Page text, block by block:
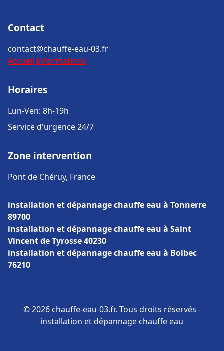
Contact
contact@chauffe-eau-03.fr
Accueil Informations
Horaires
Lun-Ven: 8h-19h
Service d'urgence 24/7
Zone intervention
Pont de Chéruy, France
installation et dépannage chauffe eau à Tonnerre
89700
installation et dépannage chauffe eau à Saint
Vincent de Tyrosse 40230
installation et dépannage chauffe eau à Bolbec
76210
© 2026 chauffe-eau-03.fr. Tous droits réservés -
installation et dépannage chauffe eau